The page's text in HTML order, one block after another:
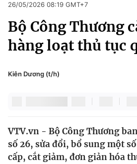
Chuyên mục
Chính trị
Thế giới
Pháp luật
Kinh tế
Thể thao
Truyền hình
Y tế
Công nghệ
26/05/2026 08:19 GMT+7
Bộ Công Thương
hàng loạt thủ tục
Kiên Dương (t/h)
VTV.vn - Bộ Công Thương
số 26, sửa đổi, bổ sung một
cấp, cắt giảm, đơn giản hóa